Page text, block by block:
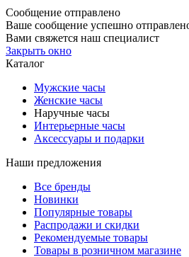
Сообщение отправлено
Ваше сообщение успешно
Вами свяжется наш специалист
Закрыть окно
Каталог
Мужские часы
Женские часы
Наручные часы
Интерьерные часы
Аксессуары и подарки
Наши предложения
Все бренды
Новинки
Популярные товары
Распродажи и скидки
Рекомендуемые товары
Товары в розничном магазине